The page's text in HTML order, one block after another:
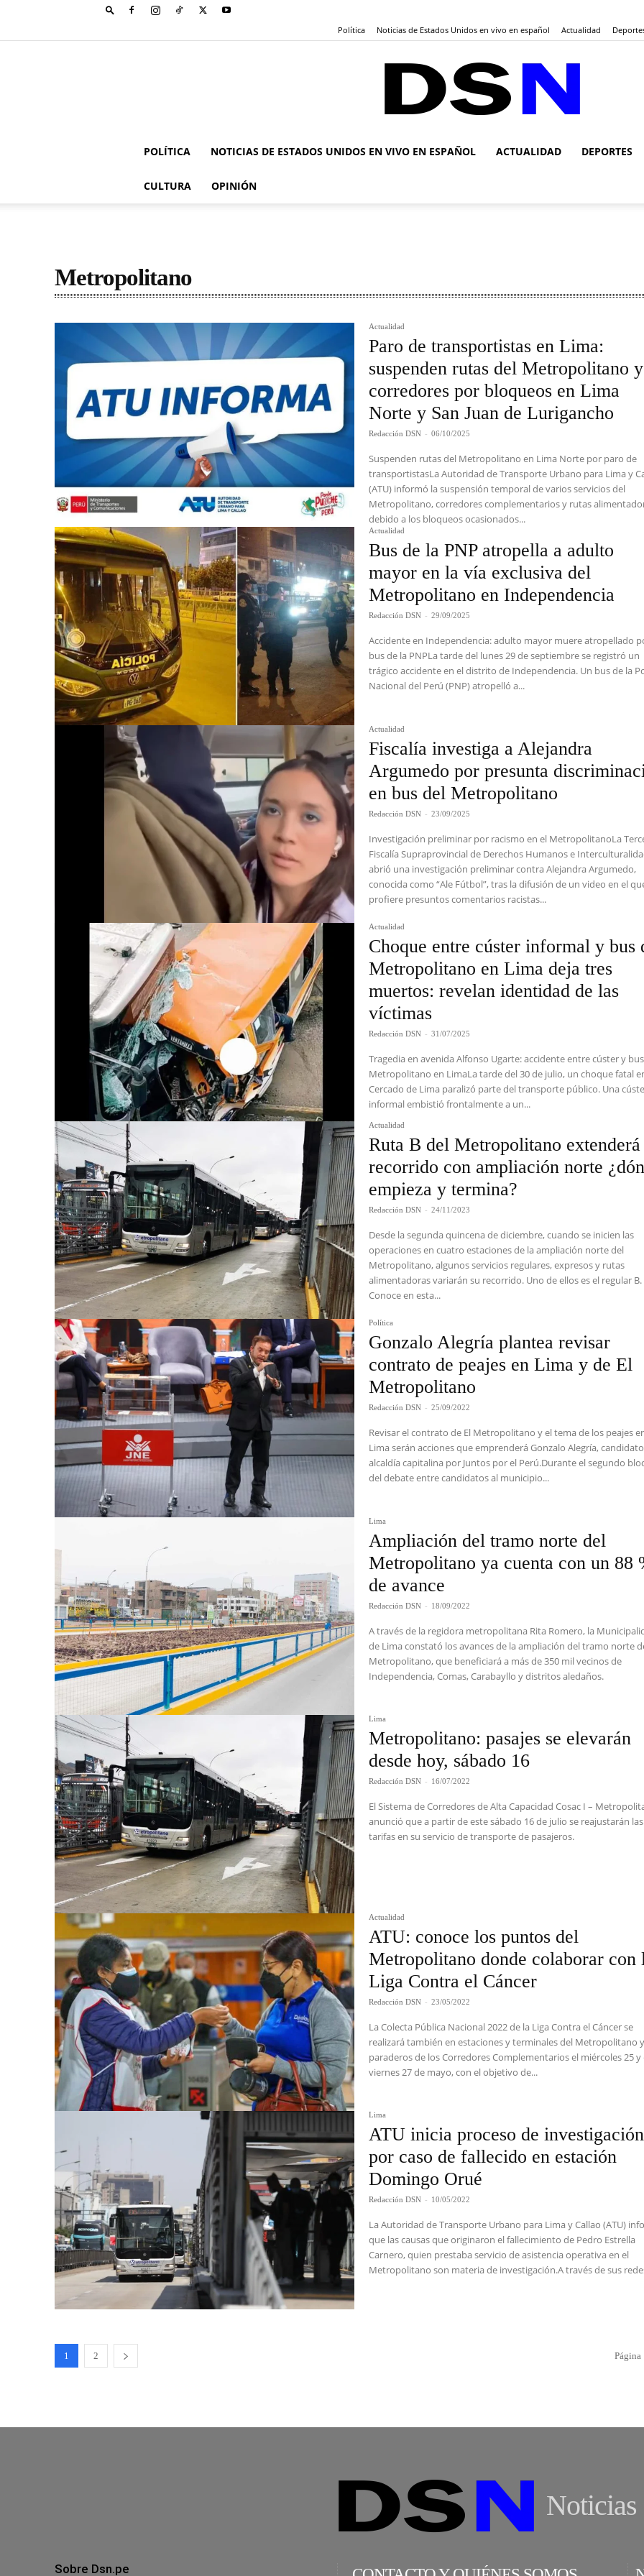
Política Noticias de Estados Unidos en vivo en español Actualidad
POLÍTICA NOTICIAS DE ESTADOS UNIDOS EN VIVO EN ESPAÑOL ACTUALIDAD DEPORTES
CULTURA OPINIÓN
Metropolitano
Actualidad
Paro de transportistas en Lima:
suspenden rutas del Metropolitano y
corredores por bloqueos en Lima
Norte y San Juan de Lurigancho
Redacción DSN - 06/10/2025
Suspenden rutas del Metropolitano en Lima Norte por paro de
transportistasLa Autoridad de Transporte Urbano para Lima y
(ATU) informó la suspensión temporal de varios servicios del
Metropolitano, corredores complementarios y rutas
debido a los bloqueos ocasionados...
Actualidad
Bus de la PNP atropella a adulto
mayor en la vía exclusiva del
Metropolitano en Independencia
Redacción DSN - 29/09/2025
Accidente en Independencia: adulto mayor muere atropellado
bus de la PNPLa tarde del lunes 29 de septiembre se registró un
trágico accidente en el distrito de Independencia. Un bus de la
Nacional del Perú (PNP) atropelló a...
Actualidad
Fiscalía investiga a Alejandra
Argumedo por presunta
en bus del Metropolitano
Redacción DSN - 23/09/2025
Investigación preliminar por racismo en el MetropolitanoLa
Fiscalía Supraprovincial de Derechos Humanos e
abrió una investigación preliminar contra Alejandra Argumedo,
conocida como “Ale Fútbol”, tras la difusión de un video en el
profiere presuntos comentarios racistas...
Actualidad
Choque entre cúster informal y bus
Metropolitano en Lima deja tres
muertos: revelan identidad de las
víctimas
Redacción DSN - 31/07/2025
Tragedia en avenida Alfonso Ugarte: accidente entre cúster y
Metropolitano en LimaLa tarde del 30 de julio, un choque fatal
Cercado de Lima paralizó parte del transporte público. Una
informal embistió frontalmente a un...
Actualidad
Ruta B del Metropolitano extenderá
recorrido con ampliación norte
empieza y termina?
Redacción DSN - 24/11/2023
Desde la segunda quincena de diciembre, cuando se inicien las
operaciones en cuatro estaciones de la ampliación norte del
Metropolitano, algunos servicios regulares, expresos y rutas
alimentadoras variarán su recorrido. Uno de ellos es el regular B.
Conoce en esta...
Política
Gonzalo Alegría plantea revisar
contrato de peajes en Lima y de El
Metropolitano
Redacción DSN - 25/09/2022
Revisar el contrato de El Metropolitano y el tema de los peajes
Lima serán acciones que emprenderá Gonzalo Alegría,
alcaldía capitalina por Juntos por el Perú.Durante el segundo
del debate entre candidatos al municipio...
Lima
Ampliación del tramo norte del
Metropolitano ya cuenta con un 88
de avance
Redacción DSN - 18/09/2022
A través de la regidora metropolitana Rita Romero, la
de Lima constató los avances de la ampliación del tramo norte
Metropolitano, que beneficiará a más de 350 mil vecinos de
Independencia, Comas, Carabayllo y distritos aledaños.
Lima
Metropolitano: pasajes se elevarán
desde hoy, sábado 16
Redacción DSN - 16/07/2022
El Sistema de Corredores de Alta Capacidad Cosac I –
anunció que a partir de este sábado 16 de julio se reajustarán las
tarifas en su servicio de transporte de pasajeros.
Actualidad
ATU: conoce los puntos del
Metropolitano donde colaborar con
Liga Contra el Cáncer
Redacción DSN - 23/05/2022
La Colecta Pública Nacional 2022 de la Liga Contra el Cáncer se
realizará también en estaciones y terminales del Metropolitano y
paraderos de los Corredores Complementarios el miércoles 25 y
viernes 27 de mayo, con el objetivo de...
Lima
ATU inicia proceso de investigación
por caso de fallecido en estación
Domingo Orué
Redacción DSN - 10/05/2022
La Autoridad de Transporte Urbano para Lima y Callao (ATU)
que las causas que originaron el fallecimiento de Pedro Estrella
Carnero, quien prestaba servicio de asistencia operativa en el
Metropolitano son materia de investigación.A través de sus
1 2 Página
Noticias
Sobre Dsn.pe